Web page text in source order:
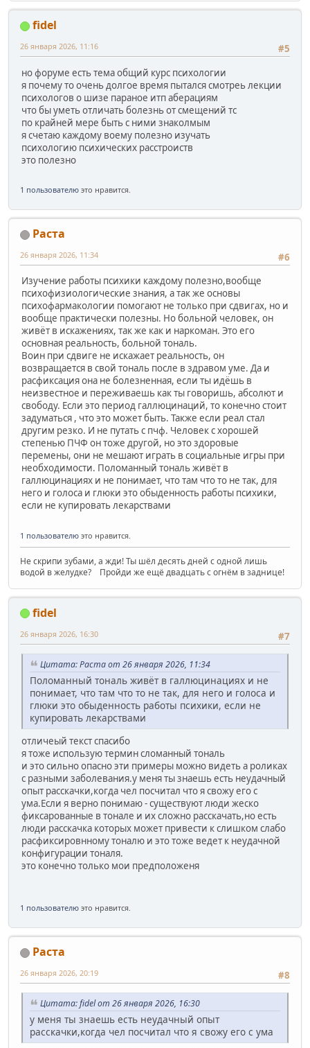
fidel
#5
26 января 2026, 11:16
но форуме есть тема общий курс психологии
я почему то очень долгое время пытался смотреь лекции
психологов о шизе параное итп аберациям
что бы уметь отличать болезнь от смещений тс
по крайней мере быть с ними знаколмым
я счетаю каждому воему полезно изучать
психологию психических расстроиств
это полезно
1 пользователю это нравится.
Раста
#6
26 января 2026, 11:34
Изучение работы психики каждому полезно,вообще
психофизиологические знания, а так же основы
психофармакологии помогают не только при сдвигах, но и
вообще практически полезны. Но больной человек, он
живёт в искажениях, так же как и наркоман. Это его
основная реальность, больной тональ.
Воин при сдвиге не искажает реальность, он
возвращается в свой тональ после в здравом уме. Да и
расфиксация она не болезненная, если ты идёшь в
неизвестное и переживаешь как ты говоришь, абсолют и
свободу. Если это период галлюцинаций, то конечно стоит
задуматься , что это может быть. Также если реал стал
другим резко. И не путать с пчф. Человек с хорошей
степенью ПЧФ он тоже другой, но это здоровые
перемены, они не мешают играть в социальные игры при
необходимости. Поломанный тональ живёт в
галлюцинациях и не понимает, что там что то не так, для
него и голоса и глюки это обыденность работы психики,
если не купировать лекарствами
1 пользователю это нравится.
Не скрипи зубами, а жди! Ты шёл десять дней с одной лишь
водой в желудке? Пройди же ещё двадцать с огнём в заднице!
fidel
#7
26 января 2026, 16:30
Цитата: Раста от 26 января 2026, 11:34
Поломанный тональ живёт в галлюцинациях и не
понимает, что там что то не так, для него и голоса и
глюки это обыденность работы психики, если не
купировать лекарствами
отличеый текст спасибо
я тоже использую термин сломанный тональ
и это сильно опасно эти примеры можно видеть а роликах
с разными заболевания.у меня ты знаешь есть неудачный
опыт расскачки,когда чел посчитал что я свожу его с
ума.Если я верно понимаю - существуют люди жеско
фиксарованные в тонале и их сложно расскачать,но есть
люди расскачка которых может привести к слишком слабо
расфиксировнному тоналю и это тоже ведет к неудачной
конфигурации тоналя.
это конечно только мои предположеня
1 пользователю это нравится.
Раста
#8
26 января 2026, 20:19
Цитата: fidel от 26 января 2026, 16:30
у меня ты знаешь есть неудачный опыт
расскачки,когда чел посчитал что я свожу его с ума